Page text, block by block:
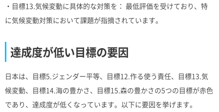
・目標13.気候変動に具体的な対策を： 最低評価を受けており、特
に気候変動対策において課題が指摘されています。
達成度が低い目標の要因
日本は、目標5.ジェンダー平等、目標12.作る使う責任、目標13.気
候変動、目標14.海の豊かさ、目標15.森の豊かさの5つの目標が赤色
であり、達成度が低くなっています。以下に要因を挙げます。